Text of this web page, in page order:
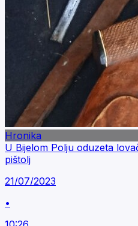
Hronika
U Bijelom Polju oduzeta
pištolj
21/07/2023
•